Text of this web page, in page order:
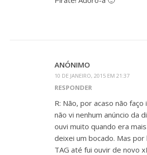
ANÓNIMO
10 DE JANEIRO, 2015 EM 21:37
RESPONDER
R: Não, por acaso não
não vi nenhum anúncio da
ouvi muito quando era
deixei um bocado. Mas por
TAG até fui ouvir de novo